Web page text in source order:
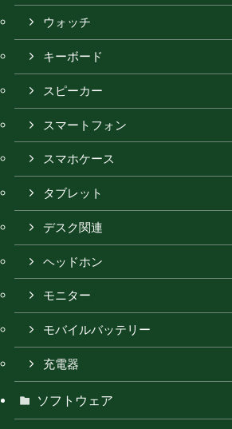
ウォッチ
キーボード
スピーカー
スマートフォン
スマホケース
タブレット
デスク関連
ヘッドホン
モニター
モバイルバッテリー
充電器
ソフトウェア